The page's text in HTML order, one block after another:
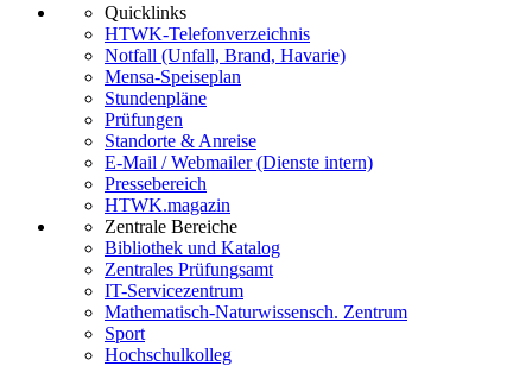
Quicklinks
HTWK-Telefonverzeichnis
Notfall (Unfall, Brand, Havarie)
Mensa-Speiseplan
Stundenpläne
Prüfungen
Standorte & Anreise
E-Mail / Webmailer (Dienste intern)
Pressebereich
HTWK.magazin
Zentrale Bereiche
Bibliothek und Katalog
Zentrales Prüfungsamt
IT-Servicezentrum
Mathematisch-Naturwissensch. Zentrum
Sport
Hochschulkolleg